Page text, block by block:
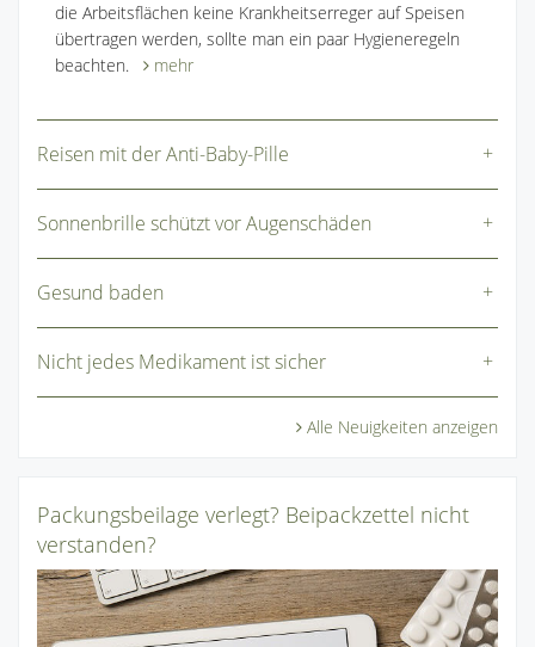
die Arbeitsflächen keine Krankheitserreger auf Speisen
übertragen werden, sollte man ein paar Hygieneregeln
beachten.
mehr
Reisen mit der Anti-Baby-Pille
Sonnenbrille schützt vor Augenschäden
Gesund baden
Nicht jedes Medikament ist sicher
Alle Neuigkeiten anzeigen
Packungsbeilage verlegt? Beipackzettel nicht
verstanden?